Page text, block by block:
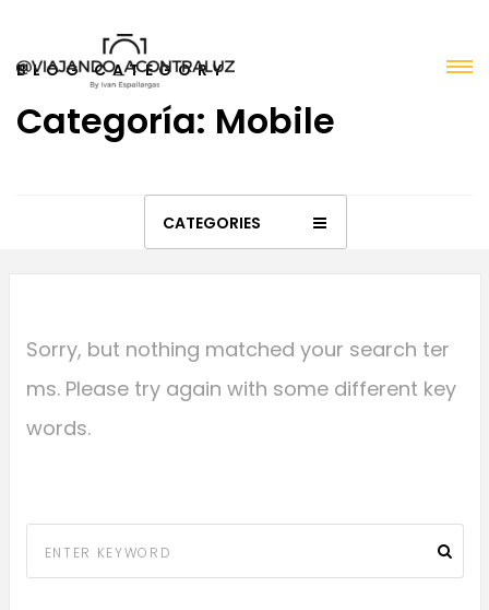
BLOG CATEGORY
Categoría: Mobile
CATEGORIES
Sorry, but nothing matched your search ter
ms. Please try again with some different key
words.